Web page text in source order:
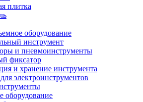
плитка
оборудование
инструмент
и пневмоинструменты
фиксатор
и хранение инструмента
электроинструментов
оборудование